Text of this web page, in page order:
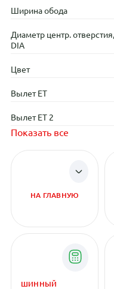
Ширина обода
Диаметр центр. отверстия,
DIA
Цвет
Вылет ET
Вылет ET 2
Показать все
НА ГЛАВНУЮ
ШИННЫЙ